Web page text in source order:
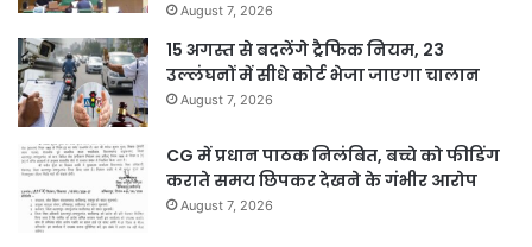
August 7, 2026
15 अगस्त से बदलेंगे ट्रैफिक नियम, 23
उल्लंघनों में सीधे कोर्ट भेजा जाएगा चालान
August 7, 2026
CG में प्रधान पाठक निलंबित, बच्चे को फीडिंग
कराते समय छिपकर देखने के गंभीर आरोप
August 7, 2026